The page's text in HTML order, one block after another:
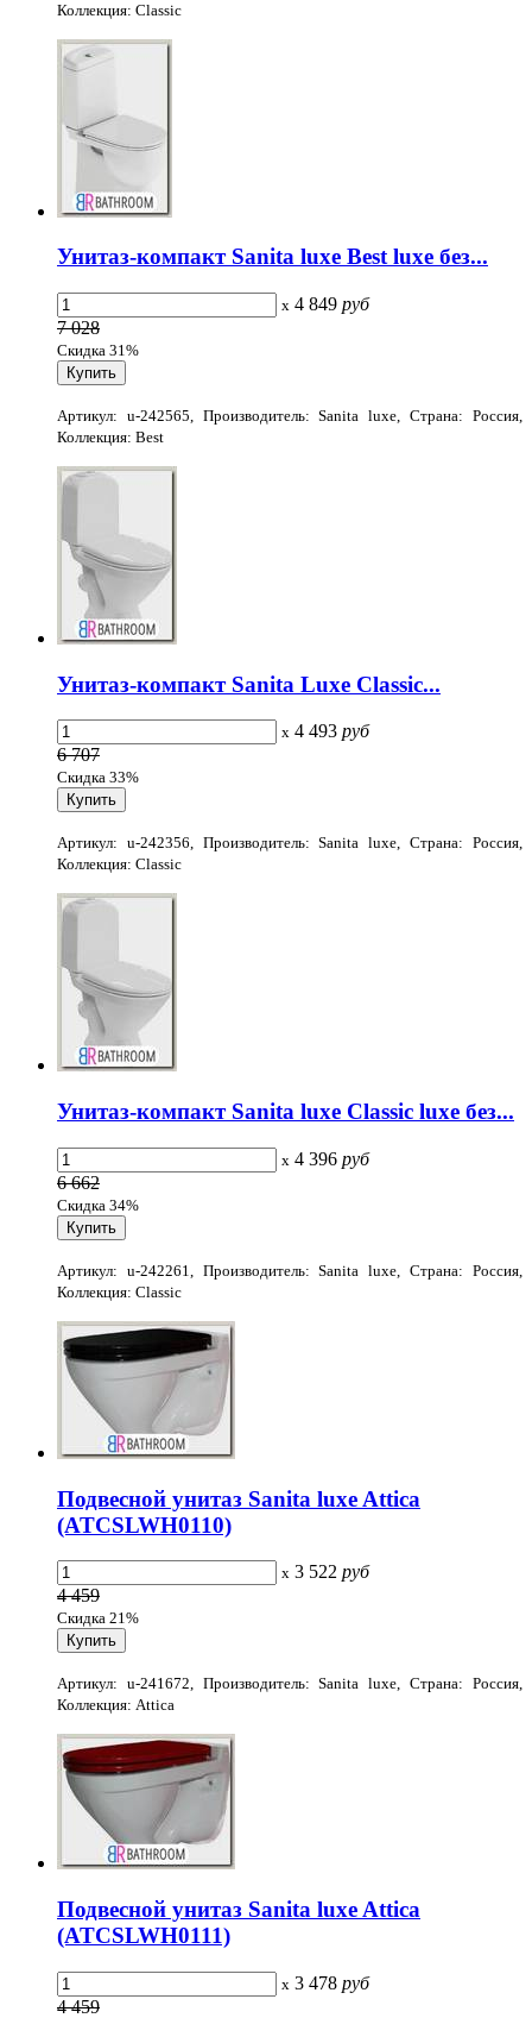
Коллекция: Classic
Унитаз-компакт Sanita luxe Best luxe без...
x 4 849 руб
7 028
Скидка 31%
Артикул: u-242565, Производитель: Sanita luxe, Страна: Россия,
Коллекция: Best
Унитаз-компакт Sanita Luxe Classic...
x 4 493 руб
6 707
Скидка 33%
Артикул: u-242356, Производитель: Sanita luxe, Страна: Россия,
Коллекция: Classic
Унитаз-компакт Sanita luxe Classic luxe без...
x 4 396 руб
6 662
Скидка 34%
Артикул: u-242261, Производитель: Sanita luxe, Страна: Россия,
Коллекция: Classic
Подвесной унитаз Sanita luxe Attica
(ATCSLWH0110)
x 3 522 руб
4 459
Скидка 21%
Артикул: u-241672, Производитель: Sanita luxe, Страна: Россия,
Коллекция: Attica
Подвесной унитаз Sanita luxe Attica
(ATCSLWH0111)
x 3 478 руб
4 459